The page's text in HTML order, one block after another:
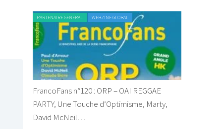
PARTENAIRE GENERAL WEBZINE GLOBAL
FrancoFans n°120 : ORP – OAI REGGAE
PARTY, Une Touche d’Optimisme, Marty,
David McNeil…